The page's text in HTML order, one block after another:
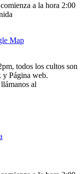
a la hora 2:00
Map
todos los cultos son
y Página web.
al